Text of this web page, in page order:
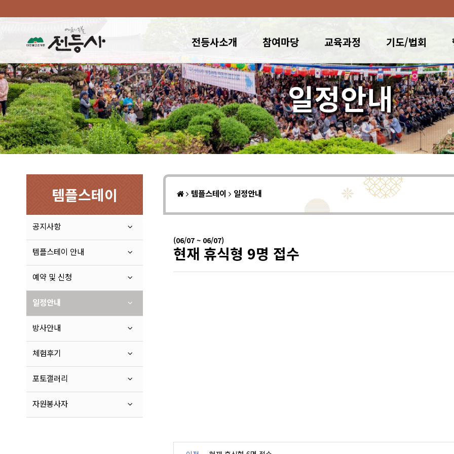
전등사소개 참여마당 교육과정 기도/법회
일정안내
템플스테이
공지사항
템플스테이 안내
예약 및 신청
일정안내
방사안내
체험후기
포토갤러리
자원봉사자
템플스테이 일정안내
(06/07 ~ 06/07)
현재 휴식형 9명 접수